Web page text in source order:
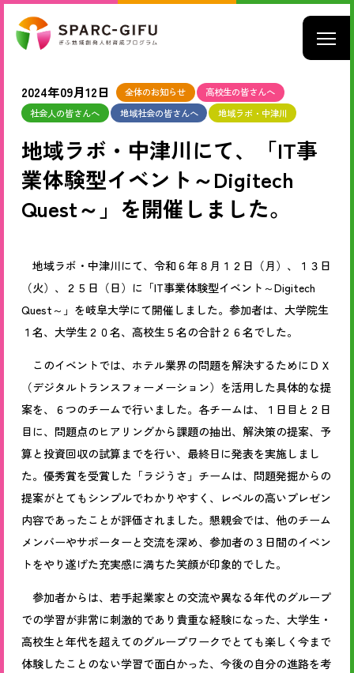
2024年09月12日 全体のお知らせ
高校生の皆さんへ
社会人の皆さんへ
地域社会の皆さんへ 地域ラボ・中津川
地域ラボ・中津川にて、「IT事
業体験型イベント～Digitech
Quest～」を開催しました。
地域ラボ・中津川にて、令和６年８月１２日（月）、１３日
（火）、２５日（日）に「IT事業体験型イベント～Digitech
Quest ～」を岐阜大学にて開催しました。参加者は、大学院生
１名、大学生２０名、高校生５名の合計２６名でした。
このイベントでは、ホテル業界の問題を解決するためにＤＸ
（デジタルトランスフォーメーション）を活用した具体的な提
案を、 ６ つのチームで行いました。各チームは、１日目と ２ 日
目に、問題点のヒアリングから課題の抽出、解決策の提案、予
算と投資回収の試算までを行い、最終日に発表を実施しまし
た。優秀賞を受賞した「ラジうさ」チームは、問題発掘からの
提案がとてもシンプルでわかりやすく、レベルの高いプレゼン
内容であったことが評価されました。懇親会では、他のチーム
メンバーやサポーターと交流を深め、参加者の ３ 日間のイベン
トをやり遂げた充実感に満ちた笑顔が印象的でした。
参加者からは、若手起業家との交流や異なる年代のグループ
での学習が非常に刺激的であり貴重な経験になった、大学生・
高校生と年代を超えてのグループワークでとても楽しく今まで
体験したことのない学習で面白かった、今後の自分の進路を考